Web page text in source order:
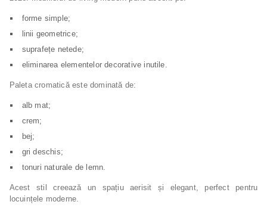
forme simple;
linii geometrice;
suprafețe netede;
eliminarea elementelor decorative inutile.
Paleta cromatică este dominată de:
alb mat;
crem;
bej;
gri deschis;
tonuri naturale de lemn.
Acest stil creează un spațiu aerisit și elegant, perfect pentru
locuințele moderne.